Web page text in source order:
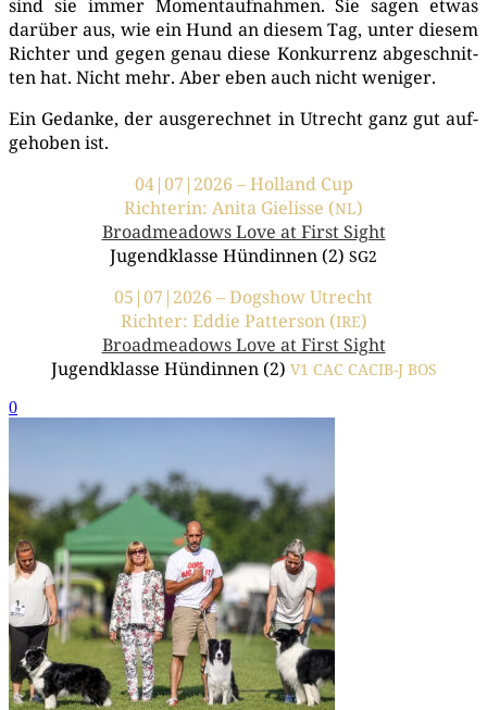
sind sie immer Moment­auf­nah­men. Sie sagen etwas
dar­über aus, wie ein Hund an die­sem Tag, unter die­sem
Rich­ter und gegen genau die­se Kon­kur­renz abge­schnit­
ten hat. Nicht mehr. Aber eben auch nicht weniger.
Ein Gedan­ke, der aus­ge­rech­net in Utrecht ganz gut auf­
ge­ho­ben ist.
04|07|2026 – Hol­land Cup
Rich­te­rin: Ani­ta Gie­lis­se (NL)
Broad­me­a­dows Love at First Sight
Jugend­klas­se Hün­din­nen (2) SG2
05|07|2026 – Dog­show Utrecht
Rich­ter: Eddie Pat­ter­son (IRE)
Broad­me­a­dows Love at First Sight
Jugend­klas­se Hün­din­nen (2) V1 CAC CACIB-J BOS
0